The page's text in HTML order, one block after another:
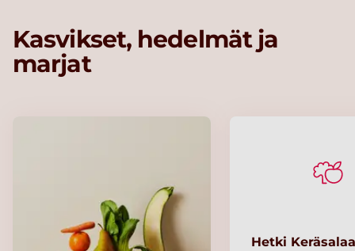
Kasvikset, hedelmät ja
marjat
Hetki